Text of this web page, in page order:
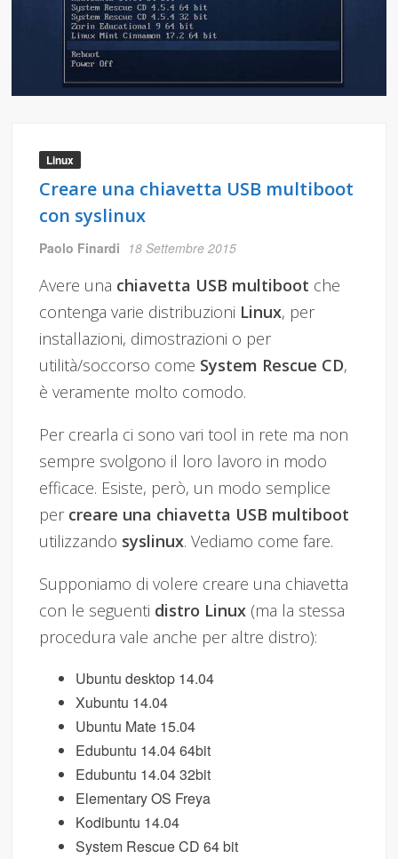
Linux
Creare una chiavetta USB multiboot
con syslinux
Paolo Finardi 18 Settembre 2015
Avere una chiavetta USB multiboot che
contenga varie distribuzioni Linux, per
installazioni, dimostrazioni o per
utilità/soccorso come System Rescue CD,
è veramente molto comodo.
Per crearla ci sono vari tool in rete ma non
sempre svolgono il loro lavoro in modo
efficace. Esiste, però, un modo semplice
per creare una chiavetta USB multiboot
utilizzando syslinux. Vediamo come fare.
Supponiamo di volere creare una chiavetta
con le seguenti distro Linux (ma la stessa
procedura vale anche per altre distro):
Ubuntu desktop 14.04
Xubuntu 14.04
Ubuntu Mate 15.04
Edubuntu 14.04 64bit
Edubuntu 14.04 32bit
Elementary OS Freya
Kodibuntu 14.04
System Rescue CD 64 bit